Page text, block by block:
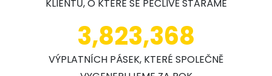
KLIENTŮ, O KTERÉ SE PEČLIVĚ STARÁME
3,823,368
VÝPLATNÍCH PÁSEK, KTERÉ SPOLEČNĚ